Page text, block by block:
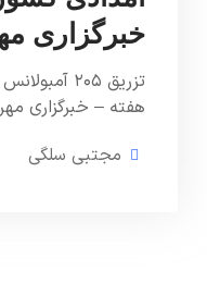
خبرگزاری
تزریق ۲۰۵
هفته – خبرگزاری
مجتبی سلگی